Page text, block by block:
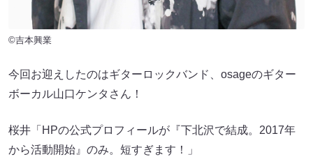
©吉本興業
今回お迎えしたのはギターロックバンド、osageのギター
ボーカル山口ケンタさん！
桜井「HPの公式プロフィールが『下北沢で結成。2017年
から活動開始』のみ。短すぎます！」